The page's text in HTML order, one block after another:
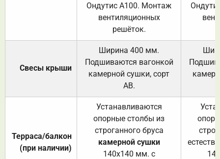
Ондутис А100. Монтаж
вентиляционных
решёток.
Свесы крыши
Ширина 400 мм.
Подшиваются вагонкой
камерной сушки, сорт
АВ.
Терраса/балкон
(при наличии)
Устанавливаются
опорные столбы из
строганного бруса
камерной сушки
140х140 мм. с